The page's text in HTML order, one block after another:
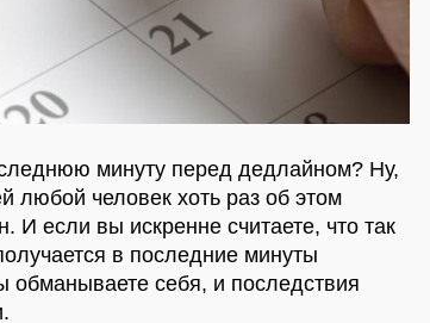
минуту перед дедлайном? Ну,
любой человек хоть раз об этом
И если вы искренне считаете, что так
в последние минуты
обманываете себя, и последствия